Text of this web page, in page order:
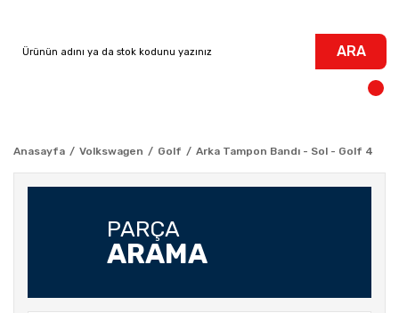
ARA
Anasayfa Volkswagen Golf Arka Tampon Bandı - Sol - Golf 4
PARÇA
ARAMA